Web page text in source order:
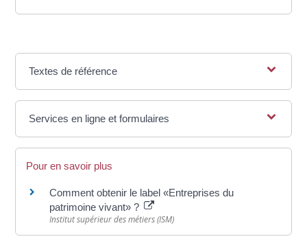
Textes de référence
Services en ligne et formulaires
Pour en savoir plus
Comment obtenir le label «Entreprises du
patrimoine vivant» ?
Institut supérieur des métiers (ISM)